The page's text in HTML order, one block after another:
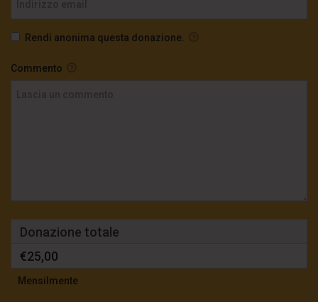
Rendi anonima questa donazione.
Commento
Donazione totale
€25,00
Mensilmente